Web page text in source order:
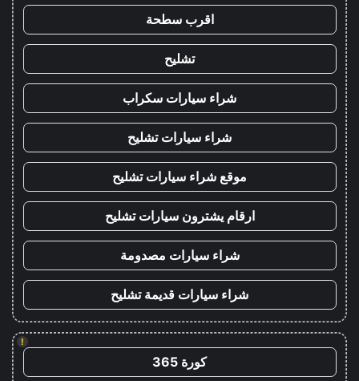
اقرب سطحة
تشليح
شراء سيارات سكراب
شراء سيارات تشليح
موقع شراء سيارات تشليح
ارقام يشترون سيارات تشليح
شراء سيارات مصدومة
شراء سيارات قديمة تشليح
!
كورة 365